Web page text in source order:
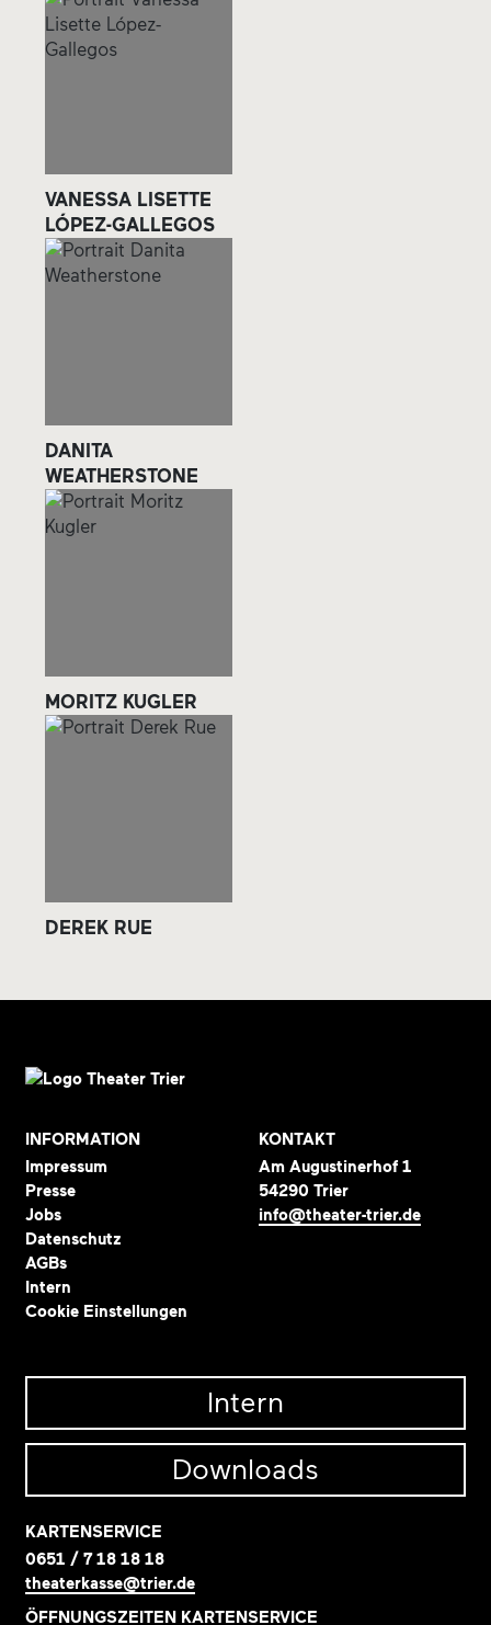
VANESSA LISETTE
LÓPEZ-GALLEGOS
DANITA
WEATHERSTONE
MORITZ KUGLER
DEREK RUE
INFORMATION
Impressum
Presse
Jobs
Datenschutz
AGBs
Intern
Cookie Einstellungen
KONTAKT
Am Augustinerhof 1
54290 Trier
info@theater-trier.de
Intern
Downloads
KARTENSERVICE
0651 / 7 18 18 18
theaterkasse@trier.de
ÖFFNUNGSZEITEN KARTENSERVICE